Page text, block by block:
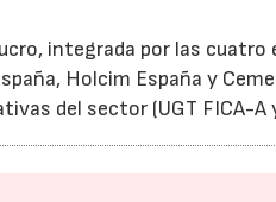
integrada por las cuatro
Holcim España y
del sector (UGT FICA-A